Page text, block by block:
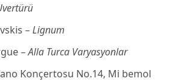
–Lignum
–Alla Turca Varyasyonlar
Konçertosu No.14, Mi bemol